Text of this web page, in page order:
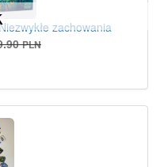
zachowania
PLN